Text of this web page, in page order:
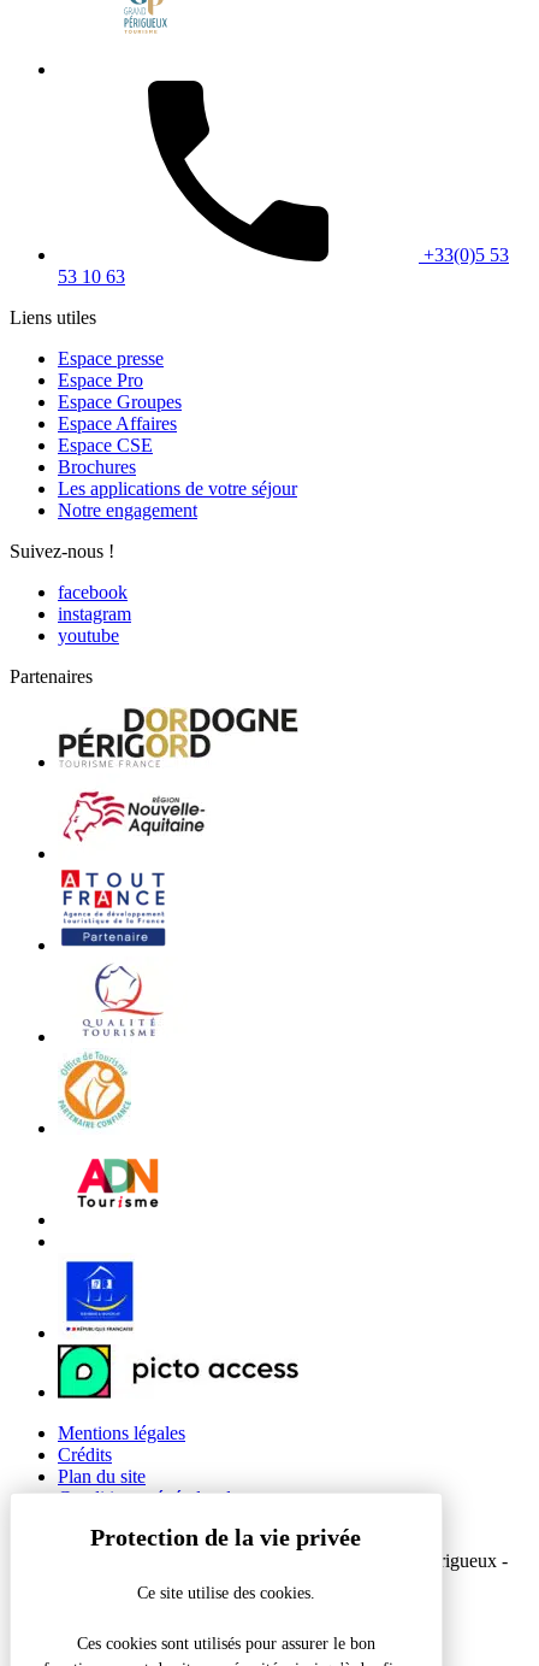
+33(0)5 53
53 10 63
Liens utiles
Espace presse
Espace Pro
Espace Groupes
Espace Affaires
Espace CSE
Brochures
Les applications de votre séjour
Notre engagement
Suivez-nous !
facebook
instagram
youtube
Partenaires
Mentions légales
Crédits
Plan du site
Conditions générales de vente
© 2026 Office de Tourisme Intercommunal du Grand Périgueux -
Réalisation Koredge
Ce site utilise des cookies.
Ces cookies sont utilisés pour assurer le bon